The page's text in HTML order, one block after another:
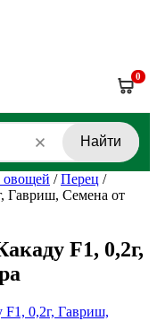
0
Найти
овощей /Перец /
Гавриш, Семена от
F1, 0,2г,